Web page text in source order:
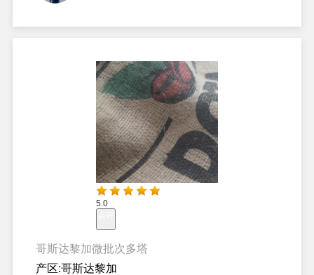
5.0
哥斯达黎加微批次多塔
产区:哥斯达黎加